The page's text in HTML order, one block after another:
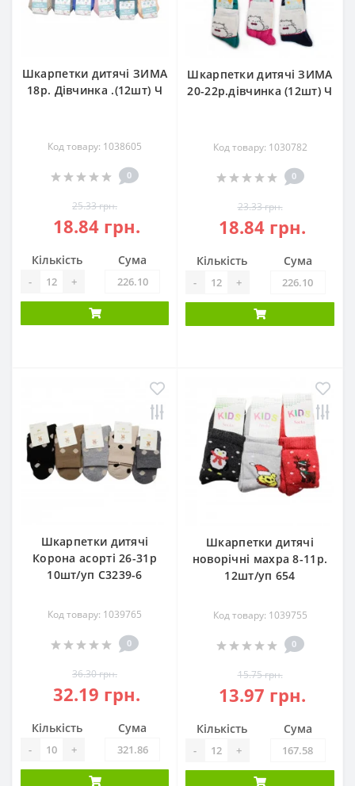
Шкарпетки дитячі ЗИМА
18р. Дівчинка .(12шт) Ч
Код товару: 1038605
0
25.33 грн.
18.84 грн.
Кількість
- +
Сума
Шкарпетки дитячі ЗИМА
20-22р.дівчинка (12шт) Ч
Код товару: 1030782
0
23.33 грн.
18.84 грн.
Кількість
- +
Сума
Шкарпетки дитячі
Корона асорті 26-31р
10шт/уп С3239-6
Код товару: 1039765
0
36.30 грн.
32.19 грн.
Кількість
- +
Сума
Шкарпетки дитячі
новорічні махра 8-11р.
12шт/уп 654
Код товару: 1039755
0
15.75 грн.
13.97 грн.
Кількість
- +
Сума